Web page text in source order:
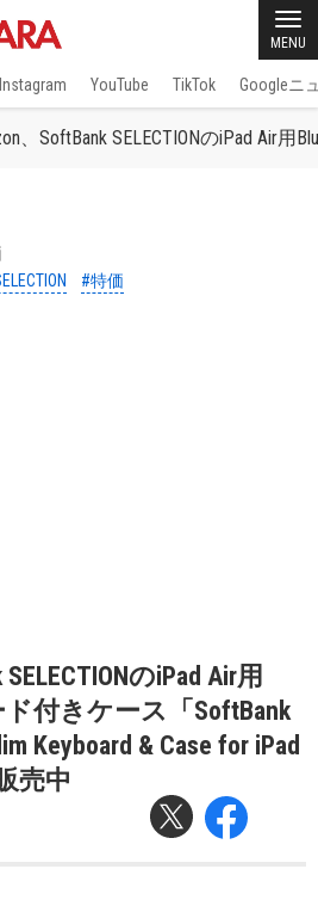
MENU
Instagram YouTube TikTok Googleニ
、SoftBank SELECTIONのiPad Air
#特価
のiPad Air用
付きケース「SoftBank
Keyboard & Case for iPad
売中